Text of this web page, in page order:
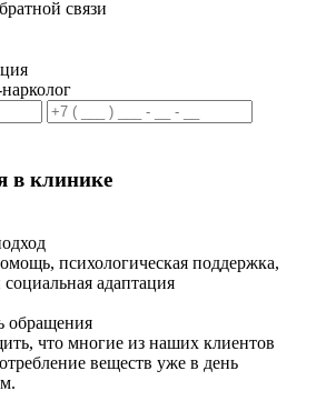
связи
в клинике
психологическая поддержка,
адаптация
обращения
что многие из наших клиентов
веществ уже в день